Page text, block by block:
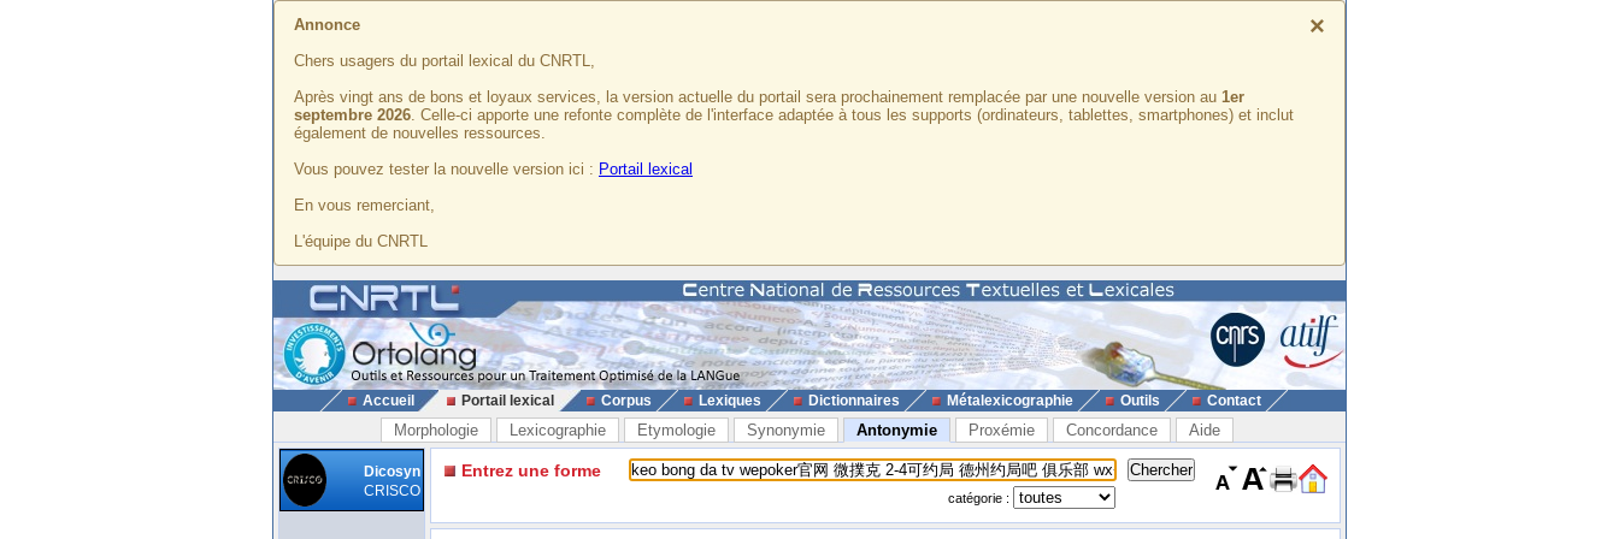
×
Annonce
Chers usagers du portail lexical du CNRTL,
Après vingt ans de bons et loyaux services, la version actuelle du portail sera prochainement remplacée par une nouvelle version au 1er
septembre 2026. Celle-ci apporte une refonte complète de l'interface adaptée à tous les supports (ordinateurs, tablettes, smartphones) et inclut
également de nouvelles ressources.
Vous pouvez tester la nouvelle version ici : Portail lexical
En vous remerciant,
L'équipe du CNRTL
Accueil Portail lexical Corpus Lexiques Dictionnaires Métalexicographie Outils Contact
Morphologie Lexicographie Etymologie Synonymie Antonymie Proxémie Concordance Aide
Dicosyn
CRISCO
Entrez une forme
catégorie :